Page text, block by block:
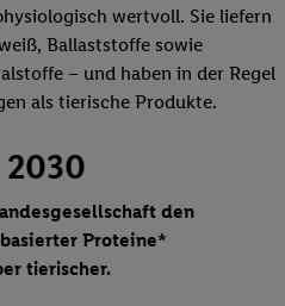
wertvoll. Sie liefern
Ballaststoffe sowie
– und haben in der Regel
als tierische Produkte.
2030
den
Proteine*
tierischer.